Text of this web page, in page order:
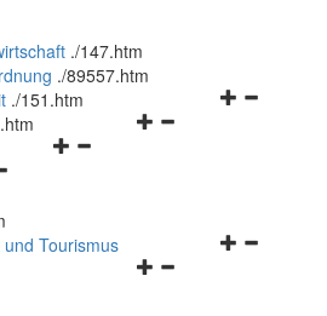
./147.htm
./89557.htm
Navigationsmenü
./151.htm
Navigationsmenü
Navigationsmenü
Tourismus